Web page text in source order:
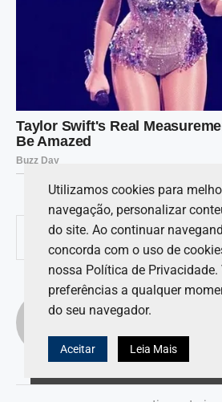
0
LUCAS ANDRADE
Utilizamos cookies para
navegação, personalizar
do site. Ao continuar
concorda com o uso de
nossa Política de
preferências a qualquer
do seu navegador.
Aceitar Leia Mais